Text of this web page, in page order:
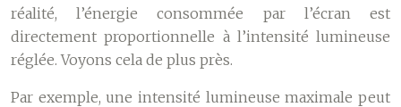
réalité, l’énergie consommée par l’écran est
directement proportionnelle à l’intensité lumineuse
réglée. Voyons cela de plus près.
Par exemple, une intensité lumineuse maximale peut